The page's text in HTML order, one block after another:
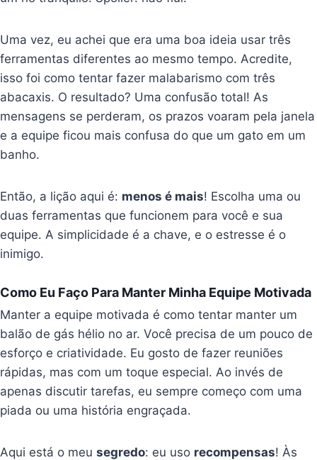
Uma vez, eu achei que era uma boa ideia usar três
ferramentas diferentes ao mesmo tempo. Acredite,
isso foi como tentar fazer malabarismo com três
abacaxis. O resultado? Uma confusão total! As
mensagens se perderam, os prazos voaram pela janela
e a equipe ficou mais confusa do que um gato em um
banho.
Então, a lição aqui é: menos é mais! Escolha uma ou
duas ferramentas que funcionem para você e sua
equipe. A simplicidade é a chave, e o estresse é o
inimigo.
Como Eu Faço Para Manter Minha Equipe Motivada
Manter a equipe motivada é como tentar manter um
balão de gás hélio no ar. Você precisa de um pouco de
esforço e criatividade. Eu gosto de fazer reuniões
rápidas, mas com um toque especial. Ao invés de
apenas discutir tarefas, eu sempre começo com uma
piada ou uma história engraçada.
Aqui está o meusegredo: eu uso recompensas! Às